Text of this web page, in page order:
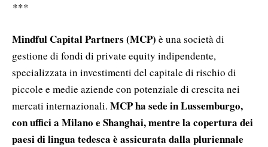
***
Mindful Capital Partners (MCP) è una società di
gestione di fondi di private equity indipendente,
specializzata in investimenti del capitale di rischio di
piccole e medie aziende con potenziale di crescita nei
mercati internazionali. MCP ha sede in Lussemburgo,
con uffici a Milano e Shanghai, mentre la copertura dei
paesi di lingua tedesca è assicurata dalla pluriennale